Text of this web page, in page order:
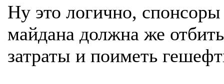
Ну это логично, спонсоры
майдана должна же отбить
затраты и поиметь